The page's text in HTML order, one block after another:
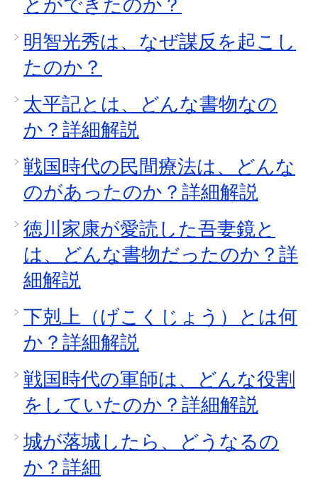
とができたのか？
明智光秀は、なぜ謀反を起こし
たのか？
太平記とは、どんな書物なの
か？詳細解説
戦国時代の民間療法は、どんな
のがあったのか？詳細解説
徳川家康が愛読した吾妻鏡と
は、どんな書物だったのか？詳
細解説
下剋上（げこくじょう）とは何
か？詳細解説
戦国時代の軍師は、どんな役割
をしていたのか？詳細解説
城が落城したら、どうなるの
か？詳細